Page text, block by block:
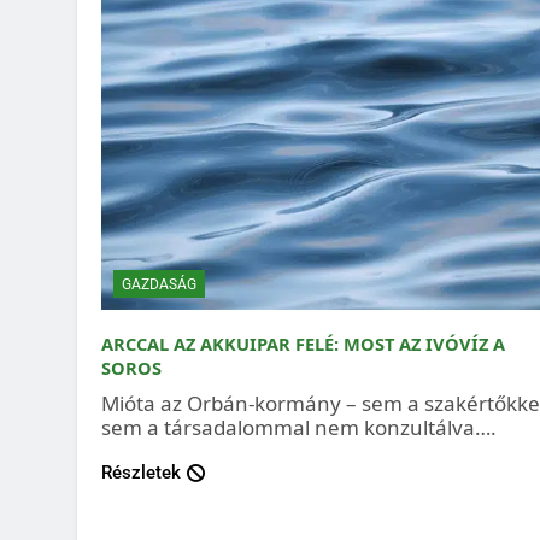
GAZDASÁG
ARCCAL AZ AKKUIPAR FELÉ: MOST AZ IVÓVÍZ A
SOROS
Mióta az Orbán-kormány – sem a
sem a társadalommal nem konzultálva….
Részletek